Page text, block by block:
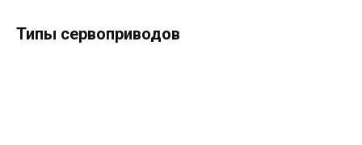
Типы сервоприводов